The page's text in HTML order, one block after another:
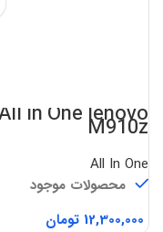
in One lenovo
M910z
All In One
محصولات موجود
تومان